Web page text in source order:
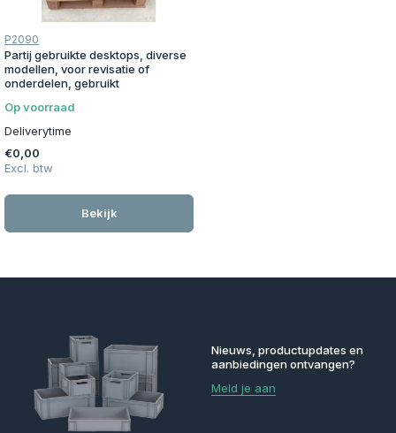
P2090
Partij gebruikte desktops, diverse
modellen, voor revisatie of
onderdelen, gebruikt
Op voorraad
Deliverytime
€0,00
Excl. btw
Bekijk
Nieuws, productupdates en
aanbiedingen ontvangen?
Meld je aan